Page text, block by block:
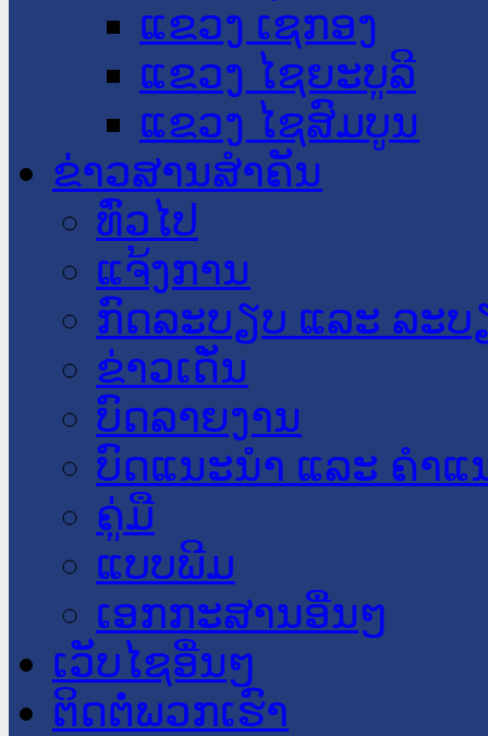
ແຂວງ ເຊກອງ
ແຂວງ ໄຊຍະບູລີ
ແຂວງ ໄຊສົມບູນ
ຂ່າວສານສໍາຄັນ
​ທົ່ວ​ໄປ
ແຈ້ງການ
ກົດລະບຽບ ແລະ ລະບ
ຂ່າວເດັ່ນ
ບົດລາຍງານ
ບົດແນະນໍາ ແລະ ຄໍາແ
ຄູ່ມື
ແບບພີມ
ເອກກະສານອື່ນໆ
ເວັບໄຊອື່ນໆ
ຕິດຕໍ່ພວກເຮົາ